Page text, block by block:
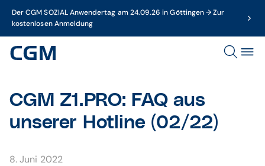
Der CGM SOZIAL Anwendertag am 24.09.26 in Göttingen → Zur
kostenlosen Anmeldung
CGM Z1.PRO: FAQ aus
unserer Hotline (02/22)
8. Juni 2022